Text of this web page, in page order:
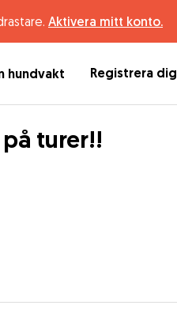
Aktivera mitt konto.
hundvakt Registrera dig
turer!!